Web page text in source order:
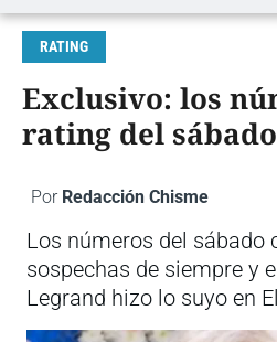
RATING
Exclusivo: los
rating del
Por Redacción Chisme
Los números del sábado
sospechas de siempre y
Legrand hizo lo suyo en